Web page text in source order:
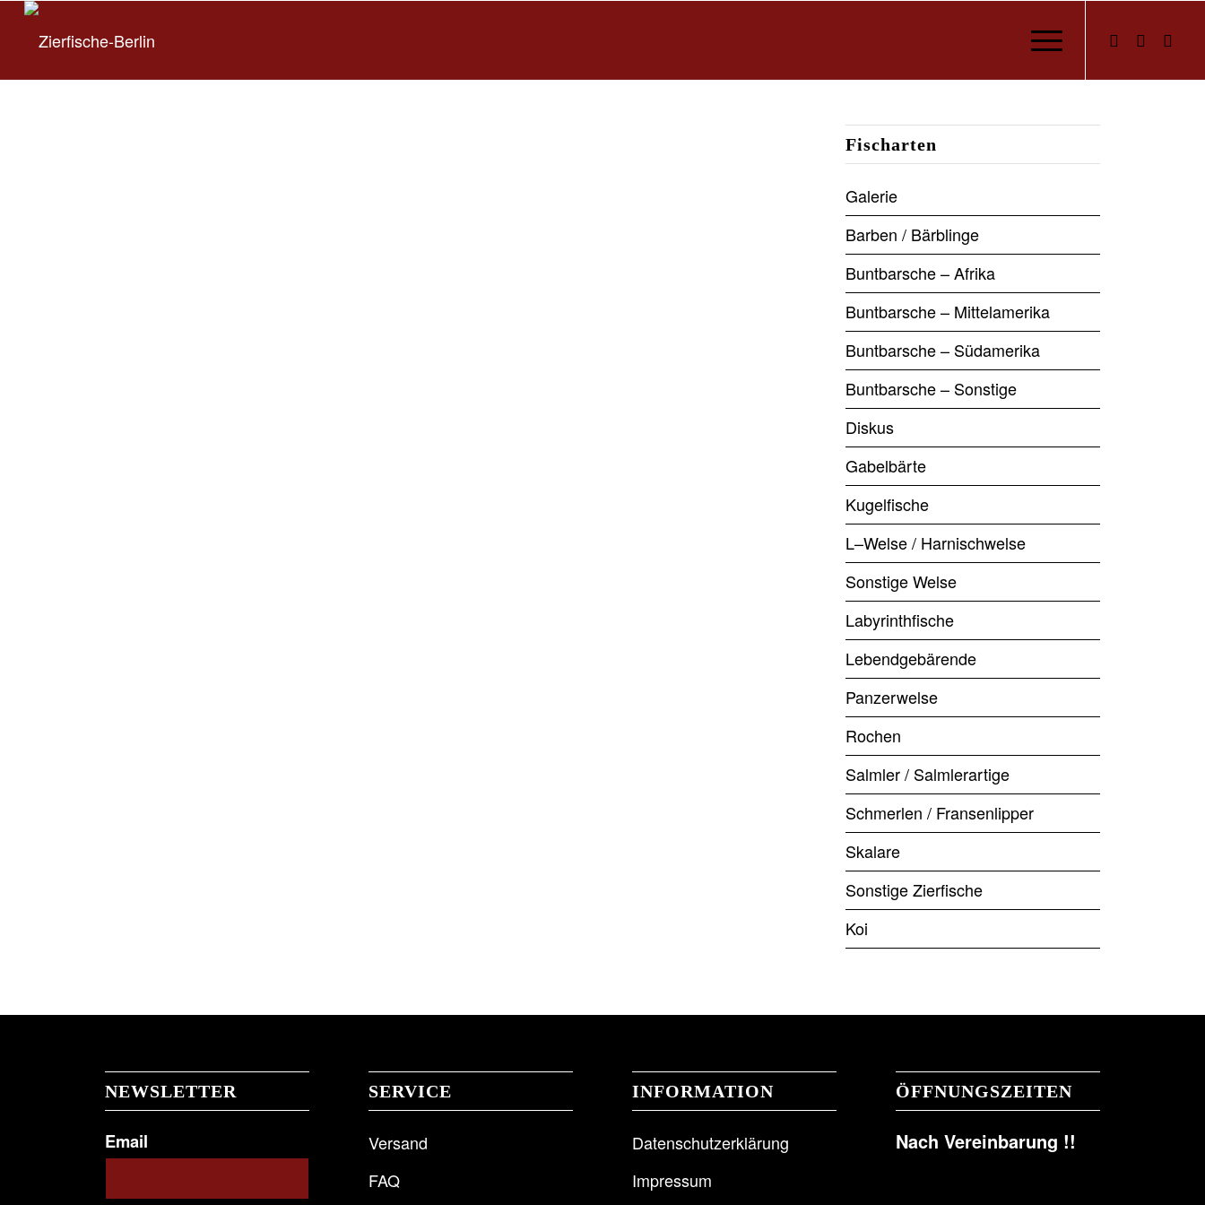
Fischarten
Galerie
Barben / Bärblinge
Buntbarsche – Afrika
Buntbarsche – Mittelamerika
Buntbarsche – Südamerika
Buntbarsche – Sonstige
Diskus
Gabelbärte
Kugelfische
L–Welse / Harnischwelse
Sonstige Welse
Labyrinthfische
Lebendgebärende
Panzerwelse
Rochen
Salmler / Salmlerartige
Schmerlen / Fransenlipper
Skalare
Sonstige Zierfische
Koi
NEWSLETTER
Email
SERVICE
Versand
FAQ
INFORMATION
Datenschutzerklärung
Impressum
ÖFFNUNGSZEITEN
Nach Vereinbarung !!